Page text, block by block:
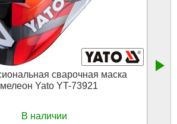
сварочная маска
Yato YT-73921
В наличии